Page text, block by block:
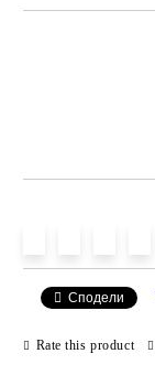
Сподели
Rate this product